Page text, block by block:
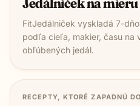
FitJedálniček vyskladá 7-
podľa cieľa, makier, času na
obľúbených jedál.
RECEPTY, KTORÉ ZAPADNÚ